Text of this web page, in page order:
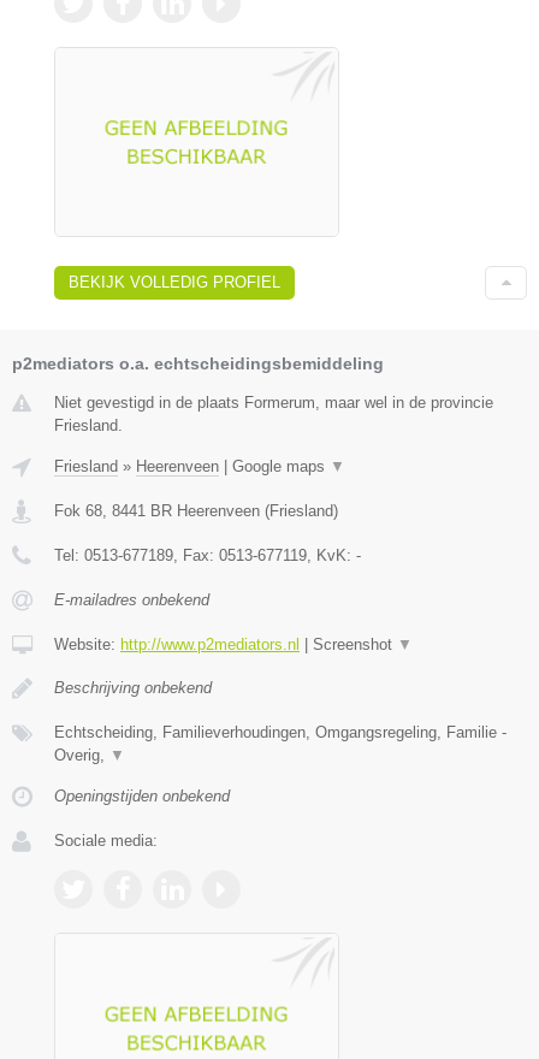
BEKIJK VOLLEDIG PROFIEL
p2mediators o.a. echtscheidingsbemiddeling
Niet gevestigd in de plaats Formerum, maar wel in de provincie
Friesland.
Friesland » Heerenveen Google maps ▼
Fok 68, 8441 BR Heerenveen (Friesland)
Tel: 0513-677189, Fax: 0513-677119, KvK: -
E-mailadres onbekend
Website: http://www.p2mediators.nl Screenshot ▼
Beschrijving onbekend
Echtscheiding, Familieverhoudingen, Omgangsregeling, Familie -
Overig, ▼
Openingstijden onbekend
Sociale media: